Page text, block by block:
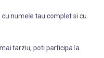
numele tau complet si cu
tarziu, poti participa la